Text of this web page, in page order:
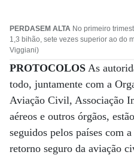
PERDASEM ALTA No primeiro
1,3 bihão, sete vezes superior ao do
Viggiani)
PROTOCOLOS As
todo, juntamente com a
Aviação Civil, Associação
aéreos e outros órgãos,
seguidos pelos países com
retorno seguro da aviação